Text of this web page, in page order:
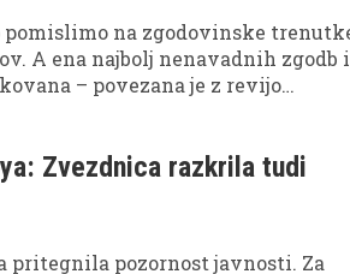
pomislimo na zgodovinske
A ena najbolj nenavadnih zgodb
– povezana je z revijo
Zvezdnica razkrila tudi
pozornost javnosti. Za